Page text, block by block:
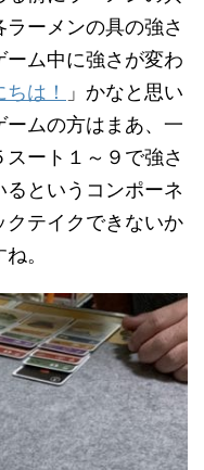
ーメンの具の強さ
ム中に強さが変わ
は！
」かなと思い
ムの方はまあ、一
ート１～９で強さ
というコンポーネ
クテイクできないか
。